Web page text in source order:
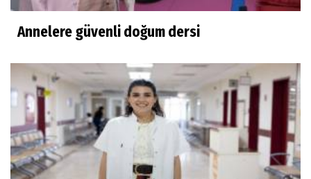
Annelere güvenli doğum dersi